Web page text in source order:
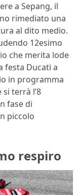
a Sepang, il
rimediato una
al dito medio.
12esimo
che merita lode
festa Ducati a
in programma
terrà l’8
fase di
piccolo
respiro